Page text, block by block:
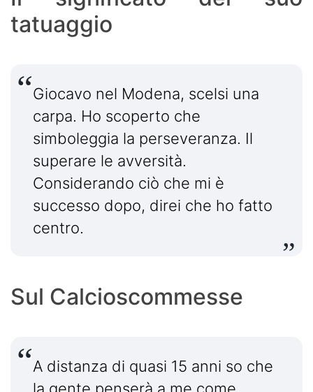
tatuaggio
Giocavo nel Modena, scelsi una
carpa. Ho scoperto che
simboleggia la perseveranza. Il
superare le avversità.
Considerando ciò che mi è
successo dopo, direi che ho fatto
centro.
Sul Calcioscommesse
A distanza di quasi 15 anni so che
la gente penserà a me come